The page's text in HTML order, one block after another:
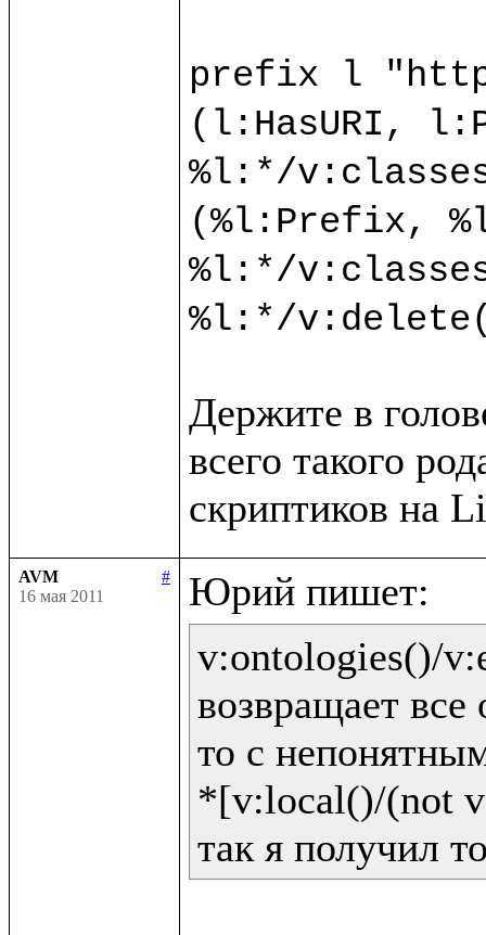
prefix l
(l:HasURI,
%l:*/
(%l:Prefix,
%l:*/
Держите в
всего такого
AVM
#
16 мая 2011
v:ontologies()/
возвращает
то с
*[v:local()/(not